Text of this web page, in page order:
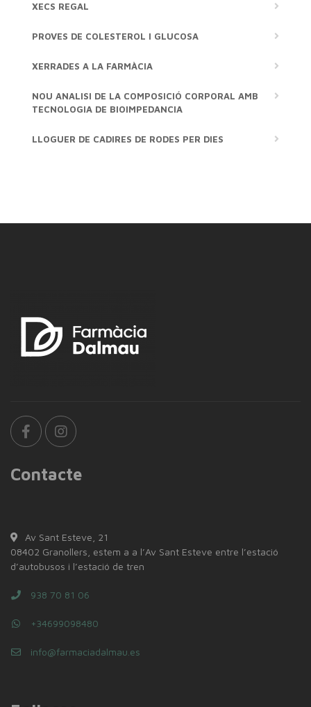
XECS REGAL
PROVES DE COLESTEROL I GLUCOSA
XERRADES A LA FARMÀCIA
NOU ANALISI DE LA COMPOSICIÓ CORPORAL AMB
TECNOLOGIA DE BIOIMPEDANCIA
LLOGUER DE CADIRES DE RODES PER DIES
Contacte
Av Sant Esteve, 21
08402 Granollers, estem a a l’Av Sant Esteve entre l’estació
d’autobusos i l’estació de tren
938 70 81 06
+34699098480
info@farmaciadalmau.es